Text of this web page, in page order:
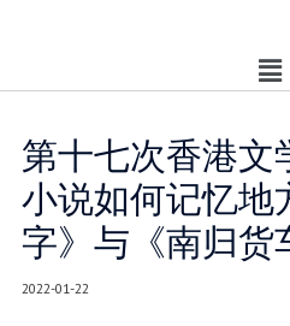
第十七次香港文
小说如何记忆地
字》与《南归货
2022-01-22